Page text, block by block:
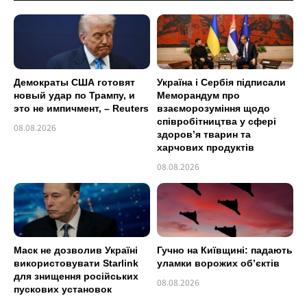
Демократы США готовят
новый удар по Трампу, и
это не импичмент, – Reuters
08.08.2026
Україна і Сербія підписали
Меморандум про
взаєморозуміння щодо
співробітництва у сфері
здоров’я тварин та
харчових продуктів
08.08.2026
Маск не дозволив Україні
використовувати Starlink
для знищення російських
пускових установок
Гучно на Київщині: падають
уламки ворожих об’єктів
08.08.2026